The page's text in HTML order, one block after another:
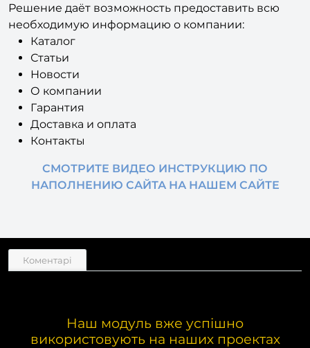
Решение даёт возможность предоставить всю
необходимую информацию о компании:
Каталог
Статьи
Новости
О компании
Гарантия
Доставка и оплата
Контакты
СМОТРИТЕ ВИДЕО ИНСТРУКЦИЮ ПО
НАПОЛНЕНИЮ САЙТА НА НАШЕМ САЙТЕ
Коментарі
Наш модуль вже успішно
використовують на наших проектах